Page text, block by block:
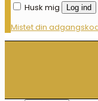
Husk mig Log ind
Mistet din